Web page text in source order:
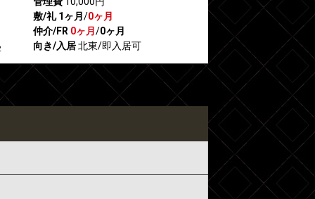
敷/礼 1ヶ月 /0ヶ月
仲介/FR 0ヶ月 /0ヶ月
向き/入居北東/即入居可